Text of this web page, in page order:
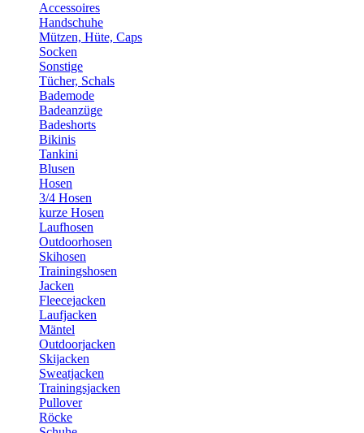
Accessoires
Handschuhe
Mützen, Hüte, Caps
Socken
Sonstige
Tücher, Schals
Bademode
Badeanzüge
Badeshorts
Bikinis
Tankini
Blusen
Hosen
3/4 Hosen
kurze Hosen
Laufhosen
Outdoorhosen
Skihosen
Trainingshosen
Jacken
Fleecejacken
Laufjacken
Mäntel
Outdoorjacken
Skijacken
Sweatjacken
Trainingsjacken
Pullover
Röcke